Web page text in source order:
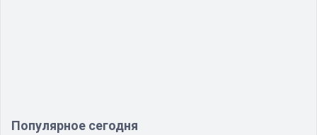
Популярное сегодня